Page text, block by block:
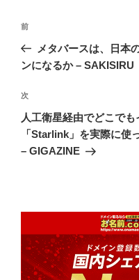
投
ナ
ゲ
ー
シ
ョ
前
の
投
前
メタバースは、日本
ンになるか – SAKISIRU
次
の
投
稿
次
人工衛星経由でどこで
「Starlink」を実際に使
– GIGAZINE